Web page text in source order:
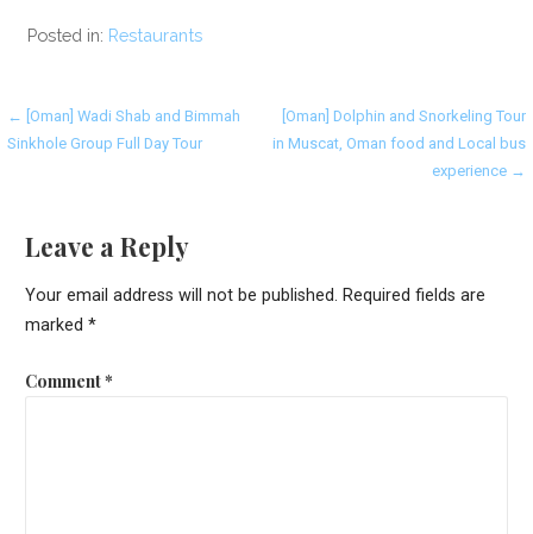
Posted in: Restaurants
Post
navigation
← [Oman] Wadi Shab and Bimmah
Sinkhole Group Full Day Tour
[Oman] Dolphin and Snorkeling Tour
in Muscat, Oman food and Local bus
experience →
Leave a Reply
Your email address will not be published. Required fields are
marked *
Comment*